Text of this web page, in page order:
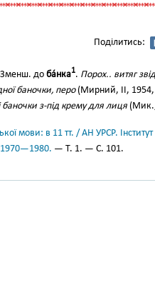
Поділитись:
Зменш. до ба́нка1. Порох.. витяг
баночки, перо(Мирний, II,
баночки з-під крему для лиця
мови: в 11 тт. / АН УРСР.
— Т. 1. — С. 101.